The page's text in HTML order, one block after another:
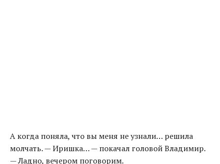
А когда поняла, что вы меня не узнали… решила
молчать. — Иришка… — покачал головой Владимир.
— Ладно, вечером поговорим.